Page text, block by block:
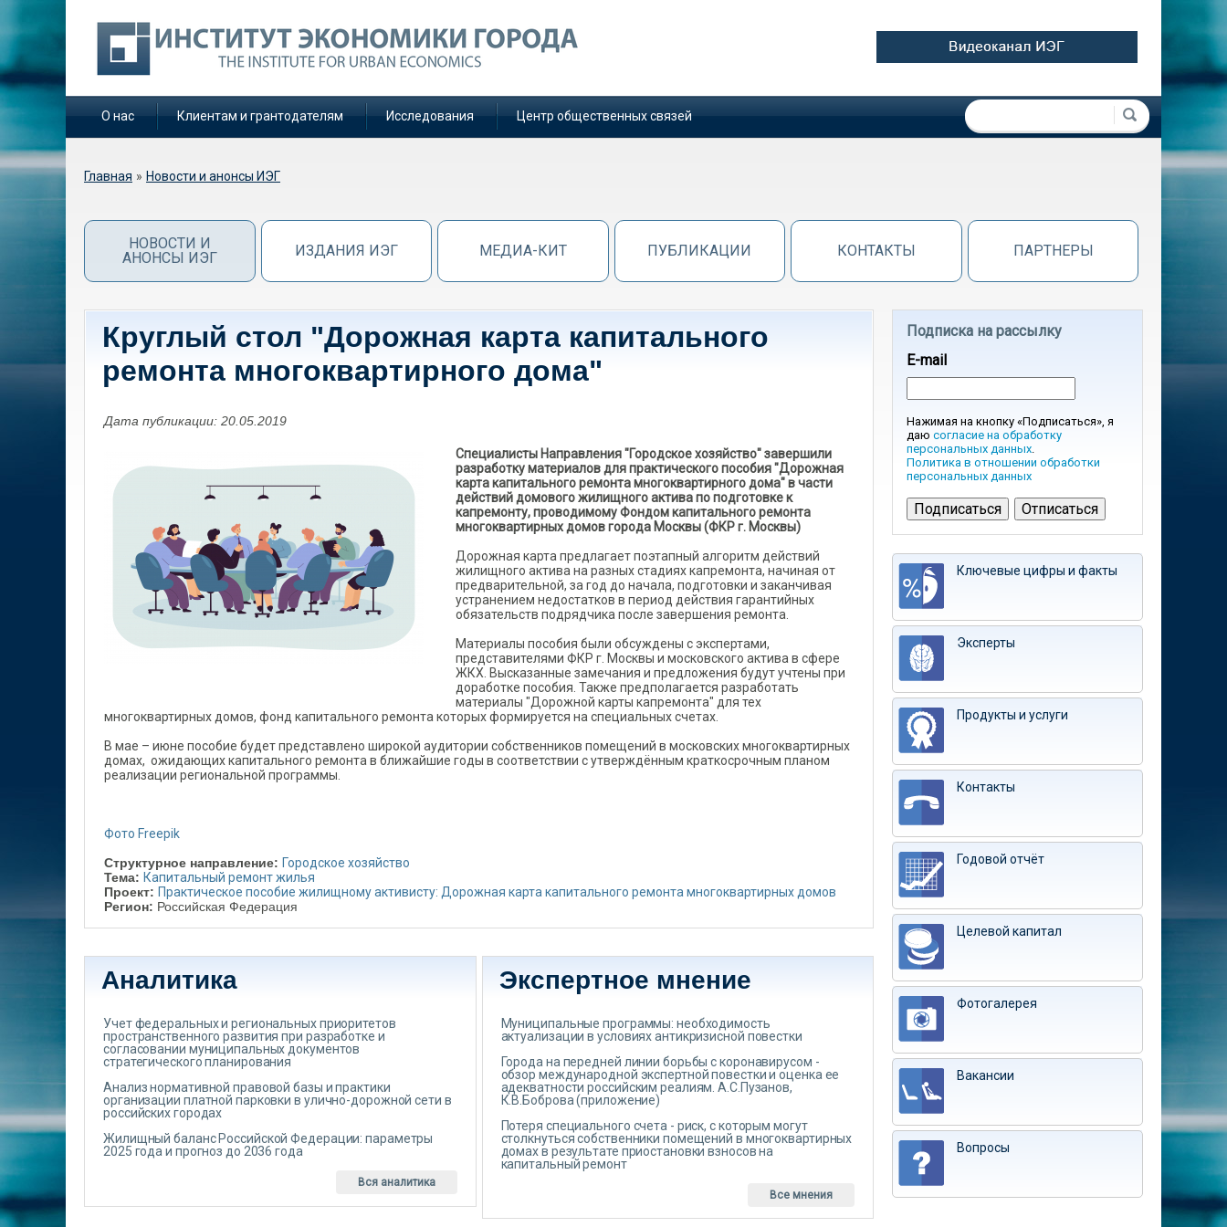
О нас Клиентам и грантодателям Исследования Центр общественных связей Форма поиска
Поиск
Вы здесь
Главная » Новости и анонсы ИЭГ
НОВОСТИ И
АНОНСЫ ИЭГ
ИЗДАНИЯ ИЭГ МЕДИА-КИТ ПУБЛИКАЦИИ КОНТАКТЫ ПАРТНЕРЫ
Круглый стол "Дорожная карта капитального
ремонта многоквартирного дома"
Дата публикации: 20.05.2019
Специалисты Направления "Городское хозяйство" завершили
разработку материалов для практического пособия "Дорожная
карта капитального ремонта многоквартирного дома" в части
действий домового жилищного актива по подготовке к
капремонту, проводимому Фондом капитального ремонта
многоквартирных домов города Москвы (ФКР г. Москвы)
Дорожная карта предлагает поэтапный алгоритм действий
жилищного актива на разных стадиях капремонта, начиная от
предварительной, за год до начала, подготовки и заканчивая
устранением недостатков в период действия гарантийных
обязательств подрядчика после завершения ремонта.
Материалы пособия были обсуждены с экспертами,
представителями ФКР г. Москвы и московского актива в сфере
ЖКХ. Высказанные замечания и предложения будут учтены при
доработке пособия. Также предполагается разработать
материалы "Дорожной карты капремонта" для тех
многоквартирных домов, фонд капитального ремонта которых формируется на специальных счетах.
В мае – июне пособие будет представлено широкой аудитории собственников помещений в московских многоквартирных
домах, ожидающих капитального ремонта в ближайшие годы в соответствии с утверждённым краткосрочным планом
реализации региональной программы.
Фото Freepik
Структурное направление: Городское хозяйство
Тема: Капитальный ремонт жилья
Проект: Практическое пособие жилищному активисту: Дорожная карта капитального ремонта многоквартирных домов
Регион: Российская Федерация
Аналитика
Учет федеральных и региональных приоритетов
пространственного развития при разработке и
согласовании муниципальных документов
стратегического планирования
Анализ нормативной правовой базы и практики
организации платной парковки в улично-дорожной сети в
российских городах
Жилищный баланс Российской Федерации: параметры
2025 года и прогноз до 2036 года
Вся аналитика
Экспертное мнение
Муниципальные программы: необходимость
актуализации в условиях антикризисной повестки
Города на передней линии борьбы с коронавирусом -
обзор международной экспертной повестки и оценка ее
адекватности российским реалиям. А.С.Пузанов,
К.В.Боброва (приложение)
Потеря специального счета - риск, с которым могут
столкнуться собственники помещений в многоквартирных
домах в результате приостановки взносов на
капитальный ремонт
Все мнения
Подписка на рассылку
E-mail
Нажимая на кнопку «Подписаться», я
даю согласие на обработку
персональных данных.
Политика в отношении обработки
персональных данных
Ключевые цифры и факты
Эксперты
Продукты и услуги
Контакты
Годовой отчёт
Целевой капитал
Фотогалерея
Вакансии
Вопросы